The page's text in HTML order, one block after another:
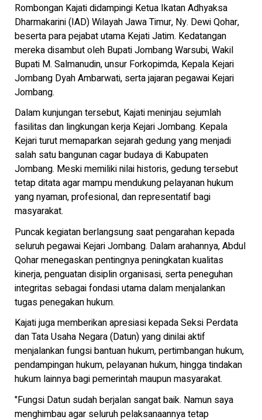
Rombongan Kajati didampingi Ketua Ikatan Adhyaksa
Dharmakarini (IAD) Wilayah Jawa Timur, Ny. Dewi Qohar,
beserta para pejabat utama Kejati Jatim. Kedatangan
mereka disambut oleh Bupati Jombang Warsubi, Wakil
Bupati M. Salmanudin, unsur Forkopimda, Kepala Kejari
Jombang Dyah Ambarwati, serta jajaran pegawai Kejari
Jombang.
Dalam kunjungan tersebut, Kajati meninjau sejumlah
fasilitas dan lingkungan kerja Kejari Jombang. Kepala
Kejari turut memaparkan sejarah gedung yang menjadi
salah satu bangunan cagar budaya di Kabupaten
Jombang. Meski memiliki nilai historis, gedung tersebut
tetap ditata agar mampu mendukung pelayanan hukum
yang nyaman, profesional, dan representatif bagi
masyarakat.
Puncak kegiatan berlangsung saat pengarahan kepada
seluruh pegawai Kejari Jombang. Dalam arahannya, Abdul
Qohar menegaskan pentingnya peningkatan kualitas
kinerja, penguatan disiplin organisasi, serta peneguhan
integritas sebagai fondasi utama dalam menjalankan
tugas penegakan hukum.
Kajati juga memberikan apresiasi kepada Seksi Perdata
dan Tata Usaha Negara (Datun) yang dinilai aktif
menjalankan fungsi bantuan hukum, pertimbangan hukum,
pendampingan hukum, pelayanan hukum, hingga tindakan
hukum lainnya bagi pemerintah maupun masyarakat.
"Fungsi Datun sudah berjalan sangat baik. Namun saya
menghimbau agar seluruh pelaksanaannya tetap